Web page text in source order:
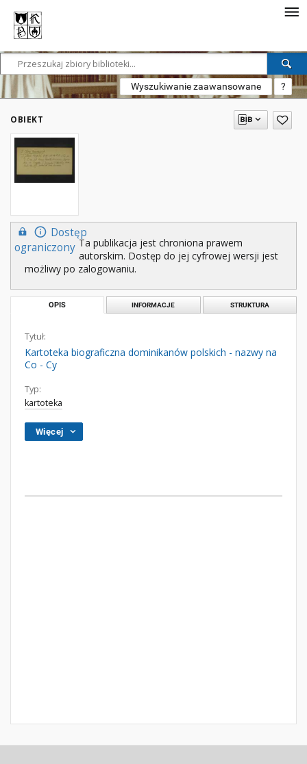
Wyszukiwanie zaawansowane ?
OBIEKT
Dostęp
ograniczony Ta publikacja jest chroniona prawem
autorskim. Dostęp do jej cyfrowej wersji jest
możliwy po zalogowaniu.
OPIS INFORMACJE STRUKTURA
Tytuł:
Kartoteka biograficzna dominikanów polskich - nazwy na
Co - Cy
Typ:
kartoteka
Więcej